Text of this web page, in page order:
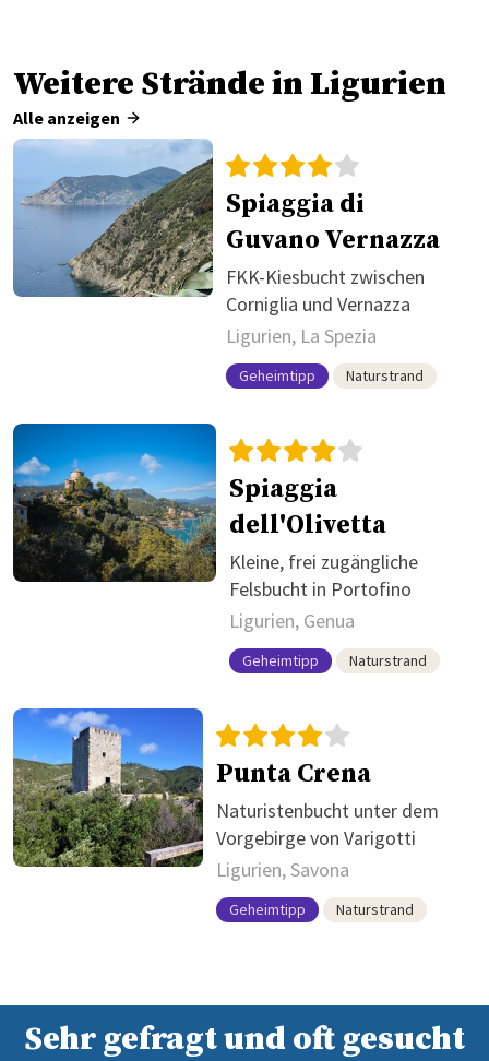
Weitere Strände in Ligurien
Alle anzeigen
Spiaggia di
Guvano Vernazza
FKK-Kiesbucht zwischen
Corniglia und Vernazza
Ligurien, La Spezia
Geheimtipp Naturstrand
Spiaggia
dell'Olivetta
Kleine, frei zugängliche
Felsbucht in Portofino
Ligurien, Genua
Geheimtipp Naturstrand
Punta Crena
Naturistenbucht unter dem
Vorgebirge von Varigotti
Ligurien, Savona
Geheimtipp Naturstrand
Sehr gefragt und oft gesucht